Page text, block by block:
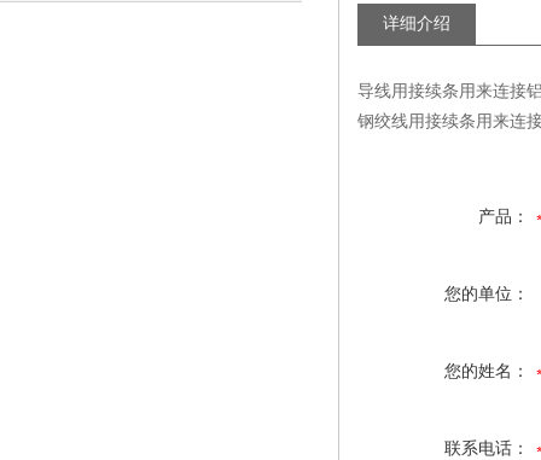
详细介绍
导线用接续条用来连接
钢绞线用接续条用来连
产品：
您的单位：
您的姓名：
联系电话：